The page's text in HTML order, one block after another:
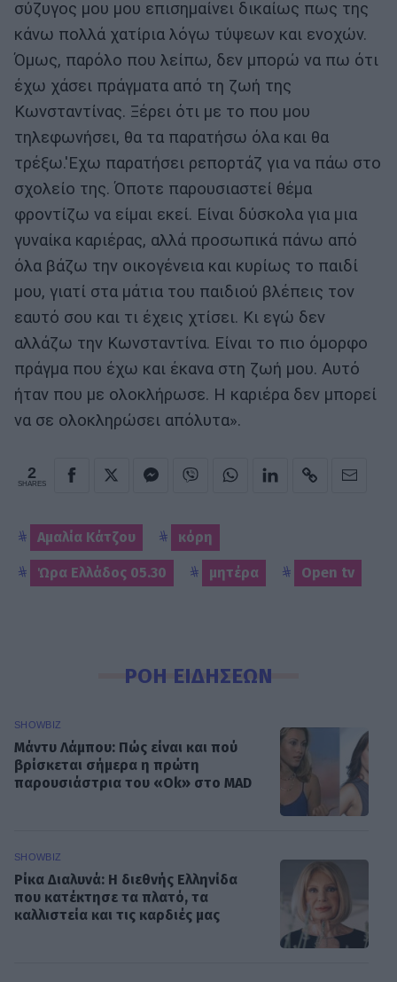
σύζυγος μου μου επισημαίνει δικαίως πως της
κάνω πολλά χατίρια λόγω τύψεων και ενοχών.
Όμως, παρόλο που λείπω, δεν μπορώ να πω ότι
έχω χάσει πράγματα από τη ζωή της
Κωνσταντίνας. Ξέρει ότι με το που μου
τηλεφωνήσει, θα τα παρατήσω όλα και θα
τρέξω.'Εχω παρατήσει ρεπορτάζ για να πάω στο
σχολείο της. Όποτε παρουσιαστεί θέμα
φροντίζω να είμαι εκεί. Είναι δύσκολα για μια
γυναίκα καριέρας, αλλά προσωπικά πάνω από
όλα βάζω την οικογένεια και κυρίως το παιδί
μου, γιατί στα μάτια του παιδιού βλέπεις τον
εαυτό σου και τι έχεις χτίσει. Κι εγώ δεν
αλλάζω την Κωνσταντίνα. Είναι το πιο όμορφο
πράγμα που έχω και έκανα στη ζωή μου. Αυτό
ήταν που με ολοκλήρωσε. Η καριέρα δεν μπορεί
να σε ολοκληρώσει απόλυτα».
2
SHARES
Αμαλία Κάτζου κόρη
Ώρα Ελλάδος 05.30 μητέρα Open tv
ΡΟΗ ΕΙΔΗΣΕΩΝ
SHOWBIZ
Μάντυ Λάμπου: Πώς είναι και πού
βρίσκεται σήμερα η πρώτη
παρουσιάστρια του «Ok» στο MAD
SHOWBIZ
Ρίκα Διαλυνά: Η διεθνής Ελληνίδα
που κατέκτησε τα πλατό, τα
καλλιστεία και τις καρδιές μας